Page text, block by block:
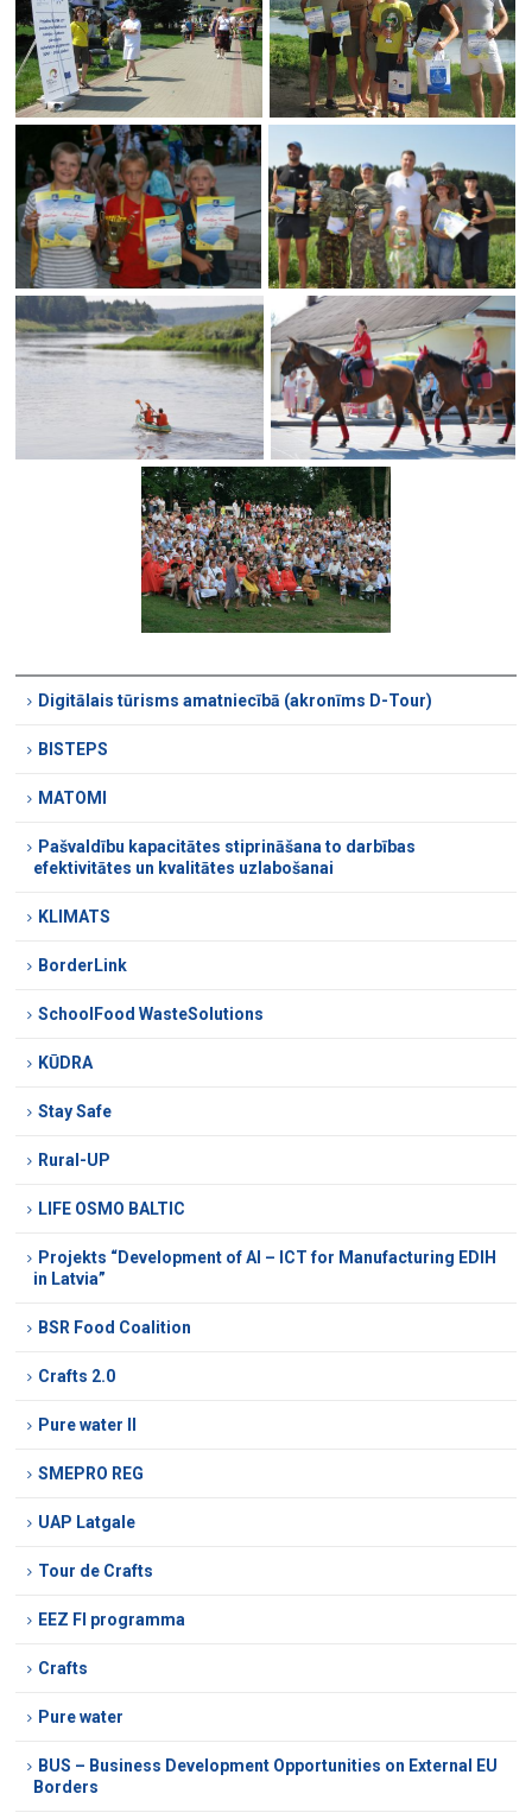
Digitālais tūrisms amatniecībā (akronīms D-Tour)
BISTEPS
MATOMI
Pašvaldību kapacitātes stiprināšana to darbības
efektivitātes un kvalitātes uzlabošanai
KLIMATS
BorderLink
SchoolFood WasteSolutions
KŪDRA
Stay Safe
Rural-UP
LIFE OSMO BALTIC
Projekts “Development of AI – ICT for Manufacturing EDIH
in Latvia”
BSR Food Coalition
Crafts 2.0
Pure water II
SMEPRO REG
UAP Latgale
Tour de Crafts
EEZ FI programma
Crafts
Pure water
BUS – Business Development Opportunities on External EU
Borders